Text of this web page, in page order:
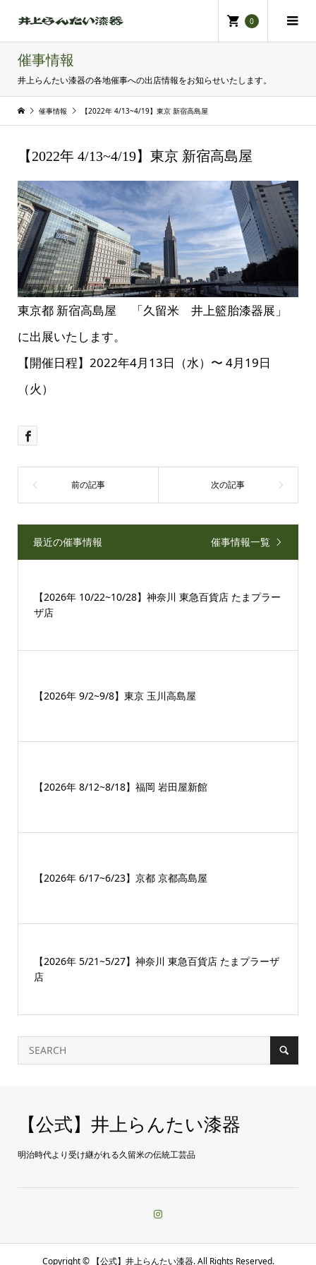
0
催事情報
井上らんたい漆器の各地催事への出店情報をお知らせいたします。
催事情報 【2022年 4/13~4/19】東京 新宿高島屋
【2022年 4/13~4/19】東京 新宿高島屋
東京都 新宿高島屋 「久留米 井上籃胎漆器展」
に出展いたします。
【開催日程】2022年4月13日（水）〜 4月19日
（火）
最近の催事情報 催事情報一覧
【2026年 10/22~10/28】神奈川 東急百貨店 たまプラー
ザ店
【2026年 9/2~9/8】東京 玉川高島屋
【2026年 8/12~8/18】福岡 岩田屋新館
【2026年 6/17~6/23】京都 京都高島屋
【2026年 5/21~5/27】神奈川 東急百貨店 たまプラーザ
店
【公式】井上らんたい漆器
明治時代より受け継がれる久留米の伝統工芸品
Copyright ©【公式】井上らんたい漆器. All Rights Reserved.